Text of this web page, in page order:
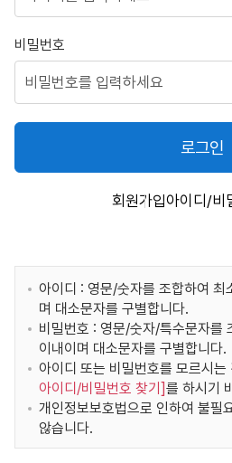
비밀번호
로그인
회원가입아이디/비
아이디 : 영문/숫자를 조합하여 최
며 대소문자를 구별합니다.
비밀번호 : 영문/숫자/특수문자를
이내이며 대소문자를 구별합니다.
아이디 또는 비밀번호를 모르시는
아이디/비밀번호 찾기 ]를 하시기
개인정보보호법으로 인하여 불필
않습니다.